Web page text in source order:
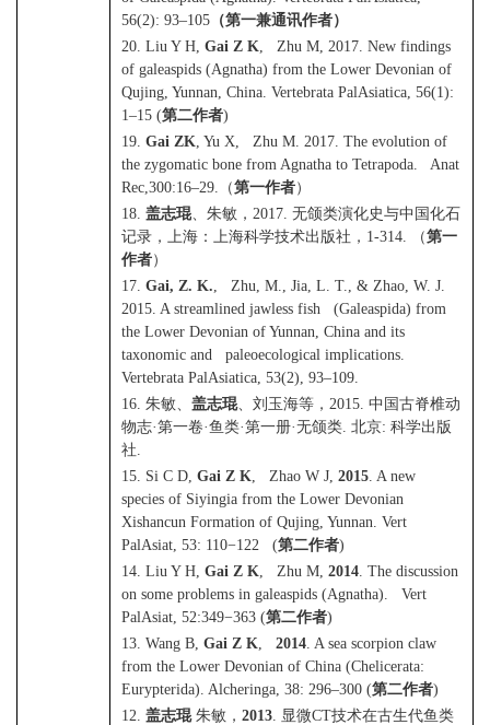
56(2): 93–105 （第一兼通讯作者）
20. Liu Y H, Gai Z K, Zhu M, 2017. New findings
of galeaspids (Agnatha) from the Lower Devonian of
Qujing, Yunnan, China. Vertebrata PalAsiatica, 56(1):
1–15 (第二作者)
19. Gai ZK, Yu X, Zhu M. 2017. The evolution of
the zygomatic bone from Agnatha to Tetrapoda. Anat
Rec,300:16–29. （第一作者）
18. 盖志琨、朱敏， 2017. 无颌类演化史与中国化石
记录，上海：上海科学技术出版社， 1-314. （第一
作者）
17. Gai, Z. K., Zhu, M., Jia, L. T., & Zhao, W. J.
2015. A streamlined jawless fish (Galeaspida) from
the Lower Devonian of Yunnan, China and its
taxonomic and paleoecological implications.
Vertebrata PalAsiatica, 53(2), 93–109.
16. 朱敏、 盖志琨、刘玉海等， 2015. 中国古脊椎动
物志·第一卷·鱼类·第一册·无颌类. 北京: 科学出版
社.
15. Si C D, Gai Z K, Zhao W J, 2015. A new
species of Siyingia from the Lower Devonian
Xishancun Formation of Qujing, Yunnan. Vert
PalAsiat, 53: 110−122 (第二作者)
14. Liu Y H, Gai Z K, Zhu M, 2014. The discussion
on some problems in galeaspids (Agnatha). Vert
PalAsiat, 52:349−363 (第二作者)
13. Wang B, Gai Z K, 2014. A sea scorpion claw
from the Lower Devonian of China (Chelicerata:
Eurypterida). Alcheringa, 38: 296–300 (第二作者)
12. 盖志琨 朱敏， 2013. 显微CT技术在古生代鱼类